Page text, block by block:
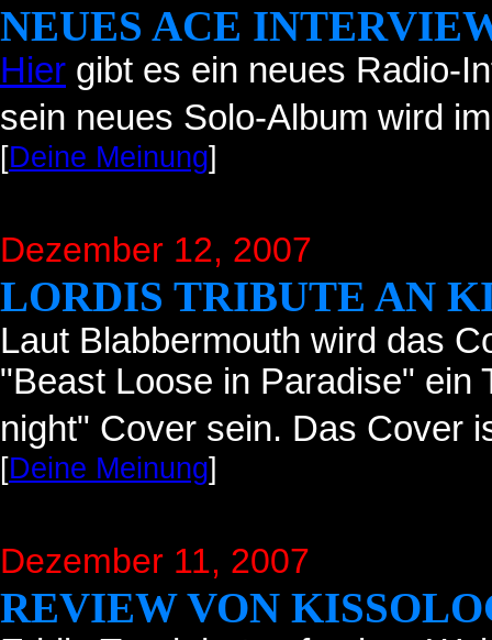
NEUES ACE
Hier gibt es ein neues Radio-
sein neues Solo-Album wird
[Deine Meinung]
Dezember 12, 2007
LORDIS TRIBUTE AN
Laut Blabbermouth wird das
"Beast Loose in Paradise" ein
night" Cover sein. Das Cover
[Deine Meinung]
Dezember 11, 2007
REVIEW VON